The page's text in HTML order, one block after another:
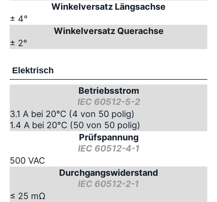
Winkelversatz Längsachse
± 4°
Winkelversatz Querachse
± 2°
Elektrisch
Betriebsstrom
IEC 60512-5-2
3.1 A bei 20°C (4 von 50 polig)
1.4 A bei 20°C (50 von 50 polig)
Prüfspannung
IEC 60512-4-1
500 VAC
Durchgangswiderstand
IEC 60512-2-1
≤ 25 mΩ